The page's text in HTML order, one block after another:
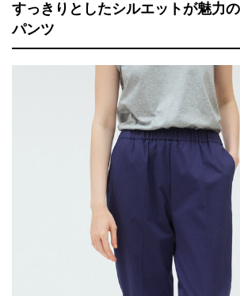
すっきりとしたシルエットが魅力
パンツ